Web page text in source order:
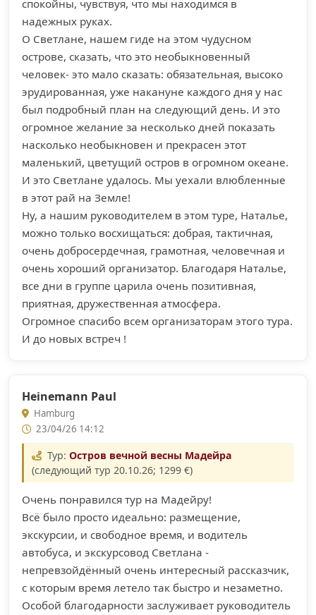
спокойны, чувствуя, что мы находимся в
надежных руках.
О Светлане, нашем гиде на этом чудусном
острове, сказать, что это необыкновенный
человек- это мало сказать: обязательная, высоко
эрудированная, уже накануне каждого дня у нас
был подробный план на следующий день. И это
огромное желание за несколько дней показать
насколько необыкновен и прекрасен этот
маленький, цветущий остров в огромном океане.
И это Светлане удалось. Мы уехали влюбленные
в этот рай на Земле!
Ну, а нашим руководителем в этом туре, Наталье,
можно только восхищаться: добрая, тактичная,
очень добросердечная, грамотная, человечная и
очень хороший организатор. Благодаря Наталье,
все дни в группе царила очень позитивная,
приятная, дружественная атмосфера.
Огромное спасибо всем организаторам этого тура.
И до новых встреч !
Heinemann Paul
Hamburg
23/04/26 14:12
Тур: Остров вечной весны Мадейра
(следующий тур 20.10.26; 1299 €)
Очень понравился тур на Мадейру!
Всё было просто идеально: размещение,
экскурсии, и свободное время, и водитель
автобуса, и экскурсовод Светлана -
непревзойдённый очень интересный рассказчик,
с которым время летело так быстро и незаметно.
Особой благодарности заслуживает руководитель